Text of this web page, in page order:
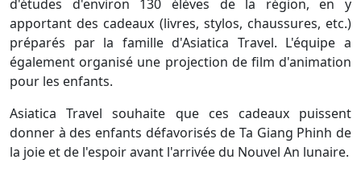
d'études d'environ 130 élèves de la région, en y
apportant des cadeaux (livres, stylos, chaussures, etc.)
préparés par la famille d'Asiatica Travel. L'équipe a
également organisé une projection de film d'animation
pour les enfants.
Asiatica Travel souhaite que ces cadeaux puissent
donner à des enfants défavorisés de Ta Giang Phinh de
la joie et de l'espoir avant l'arrivée du Nouvel An lunaire.